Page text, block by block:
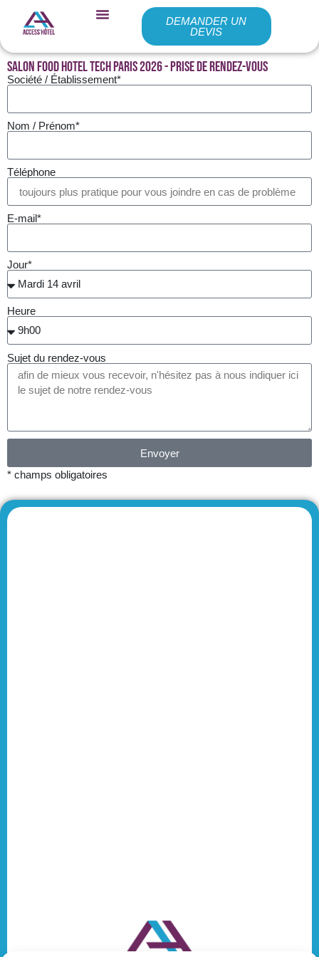
DEMANDER UN
DEVIS
Salon FOOD HOTEL TECH Paris 2026 - Prise de Rendez-Vous
Société / Établissement*
Nom / Prénom*
Téléphone
E-mail*
Jour*
Heure
Sujet du rendez-vous
Envoyer
* champs obligatoires